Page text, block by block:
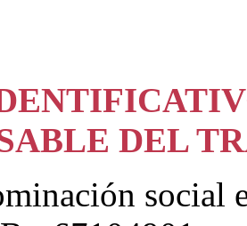
DEL
social